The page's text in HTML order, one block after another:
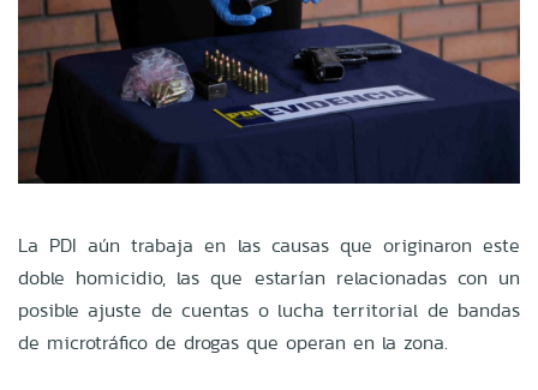
La PDI aún trabaja en las causas que originaron este
doble homicidio, las que estarían relacionadas con un
posible ajuste de cuentas o lucha territorial de bandas
de microtráfico de drogas que operan en la zona.